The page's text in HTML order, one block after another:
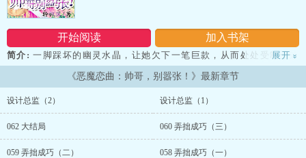
开始阅读 加入书架
简介: 一脚踩坏的幽灵水晶，让她欠下一笔巨款，从而处处受制于这
个男人。 然而，恨还来不及，就因为这个可恶的男人，闺蜜与自己
反目成仇，无情的陷害，让她束手无策。可他却在这时，微笑着伸出
了那温暖修长的手。于是，她珍藏了二十年的初恋，因此拉开了帷
的横亘在二人之间，仿佛隔离了一个世界...... PS：介于某些读者的
误会，落落在此再次强调一次，落落免费的是第一本《红尘》，这本
校园落落从没说过免费的哟，如果有的亲们没有注意看公告，落落就
展开 »
《恶魔恋曲：帅哥，别嚣张！》最新章节
设计总监（2） 设计总监（1）
062 大结局 060 弄拙成巧（三）
059 弄拙成巧（二） 058 弄拙成巧（一）